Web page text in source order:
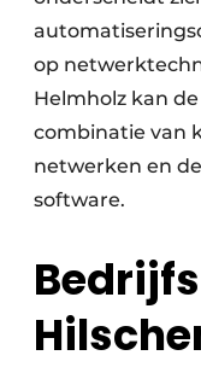
op
Helmholz kan
combinatie van
netwerken en
software.